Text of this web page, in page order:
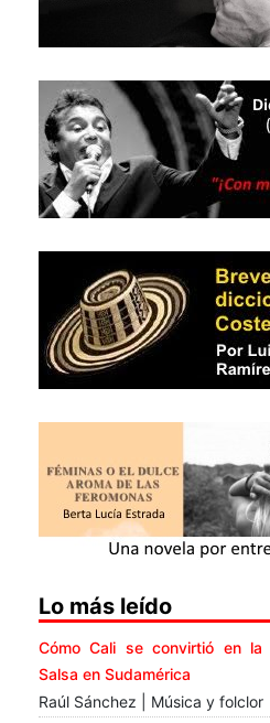
Lo más leído
Cómo Cali se convirtió en
Salsa en Sudamérica
Raúl Sánchez | Música y folclor